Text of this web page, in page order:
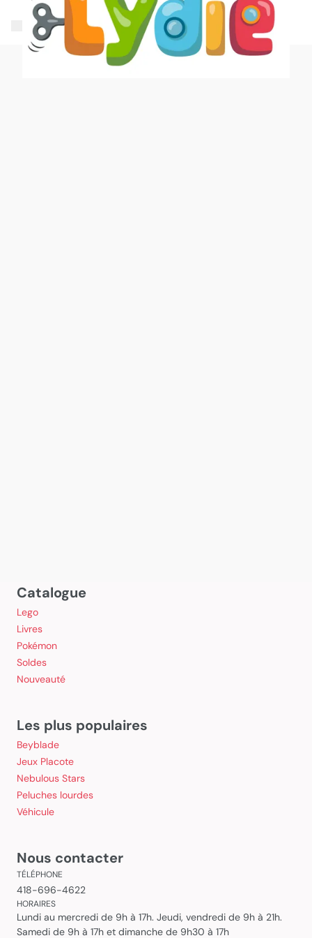
Catalogue
Lego
Livres
Pokémon
Soldes
Nouveauté
Les plus populaires
Beyblade
Jeux Placote
Nebulous Stars
Peluches lourdes
Véhicule
Nous contacter
TÉLÉPHONE
418-696-4622
HORAIRES
Lundi au mercredi de 9h à 17h. Jeudi, vendredi de 9h à 21h.
Samedi de 9h à 17h et dimanche de 9h30 à 17h